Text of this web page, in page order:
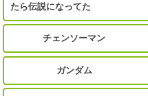
たら伝説になってた
チェンソーマン
ガンダム